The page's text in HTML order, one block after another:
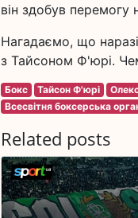
він здобув
Нагадаємо, що
з Тайсоном Ф'юрі.
Бокс Тайсон Ф'юрі
Всесвітня боксерська
Related posts